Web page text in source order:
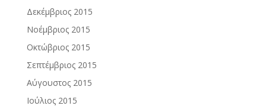
Δεκέμβριος 2015
Νοέμβριος 2015
Οκτώβριος 2015
Σεπτέμβριος 2015
Αύγουστος 2015
Ιούλιος 2015